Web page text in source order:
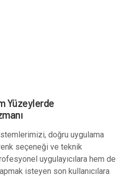
Yüzeylerde
doğru uygulama
seçeneği ve teknik
uygulayıcılara hem de
isteyen son kullanıcılara